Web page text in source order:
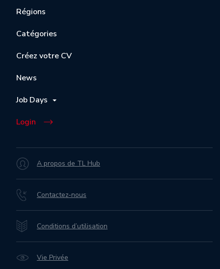
Régions
Catégories
Créez votre CV
News
Job Days
Login
A propos de TL Hub
Contactez-nous
Conditions d’utilisation
Vie Privée